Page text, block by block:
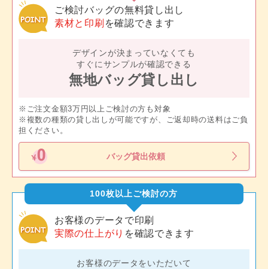
ご検討バッグの無料貸し出し
素材と印刷 を確認できます
デザインが決まっていなくても
すぐにサンプルが確認できる
無地バッグ貸し出し
※ご注文金額3万円以上ご検討の方も対象
※複数の種類の貸し出しが可能ですが、ご返却時の送料はご負
担ください。
バッグ貸出依頼
100枚以上ご検討の方
お客様のデータで印刷
実際の仕上がり を確認できます
お客様のデータをいただいて